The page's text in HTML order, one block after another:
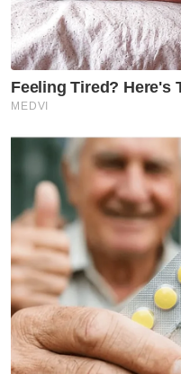
berusia setahun
kejadian akibat
Muhd Jazli
saudaranya itu
urusan
Artikel Berkaitan:
Aliran trafik
Aliran trafik
Trafik lebuh raya
petang ini
"Bedah siasat akan
Insya -ALLAH
malam ini," katanya.